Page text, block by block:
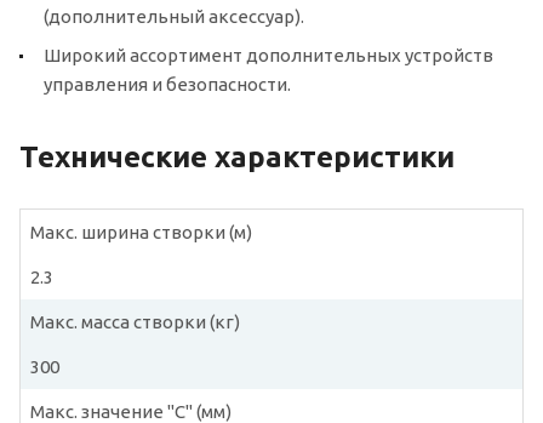
(дополнительный аксессуар).
Широкий ассортимент дополнительных устройств
управления и безопасности.
Технические характеристики
Макс. ширина створки (м)
2.3
Макс. масса створки (кг)
300
Макс. значение "С" (мм)